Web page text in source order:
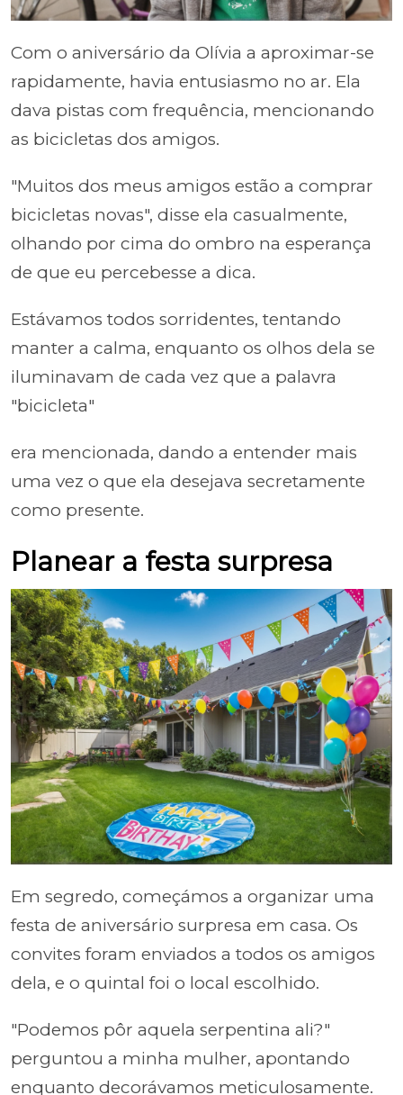
Com o aniversário da Olívia a aproximar-se
rapidamente, havia entusiasmo no ar. Ela
dava pistas com frequência, mencionando
as bicicletas dos amigos.
"Muitos dos meus amigos estão a comprar
bicicletas novas", disse ela casualmente,
olhando por cima do ombro na esperança
de que eu percebesse a dica.
Estávamos todos sorridentes, tentando
manter a calma, enquanto os olhos dela se
iluminavam de cada vez que a palavra
"bicicleta"
era mencionada, dando a entender mais
uma vez o que ela desejava secretamente
como presente.
Planear a festa surpresa
Em segredo, começámos a organizar uma
festa de aniversário surpresa em casa. Os
convites foram enviados a todos os amigos
dela, e o quintal foi o local escolhido.
"Podemos pôr aquela serpentina ali?"
perguntou a minha mulher, apontando
enquanto decorávamos meticulosamente.